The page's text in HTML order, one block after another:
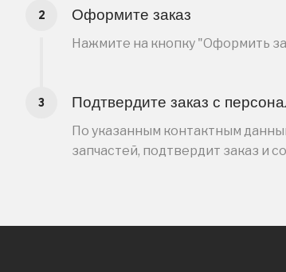
Оформите заказ
Нажмите на кнопку "Оформить
Подтвердите заказ с
По указанным контактным
запчастей, подтвердит заказ и